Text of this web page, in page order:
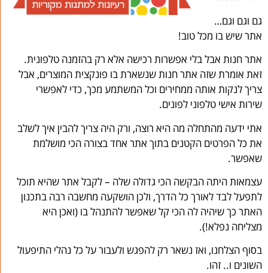
גם וגם וגם…
אתר שיש בו מכל טוב!
אתר חנות אבל בלי אפשרות רכישה אלא רק בהזמנה טלפונית.
זאת אומרת שזה אתר חנות שנשארת בו פונקצית המוצרים, אבל
צריך לנקות אותה ממחירים וכל המשתמע מכך, כדי לאפשרי
שירות אישי טלפוני לפונים.
אתי ידעה מהתחלה מה היא רוצה, ורק היה צריך להבין איך לשלב
את כל הפרטים הקטנים בתוך אתר אחד בצורה הכי מושלמת
שאפשר.
עצמאות היתה הבקשה הכי גדולה שלה – לקבל אתר שהיא תוכל
לתפעל לבד לאורך כל הדרך, ולכן הושקעה מחשבה רבה בתכנון
האתר כך שיהיה לה הכי קל שאפשר להתנהל בו (ואכן היא
מצליחה נפלא!).
בסוף הצלחנו, ואז נשאר רק להפגש ולעבור על כל נהלי התיפעול
השונים ו.. זהו.